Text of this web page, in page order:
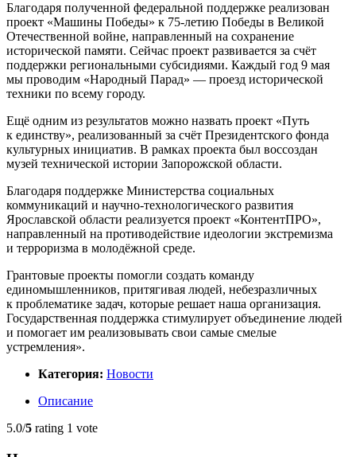
Благодаря полученной федеральной поддержке реализован
проект «Машины Победы» к 75-летию Победы в Великой
Отечественной войне, направленный на сохранение
исторической памяти. Сейчас проект развивается за счёт
поддержки региональными субсидиями. Каждый год 9 мая
мы проводим «Народный Парад» — проезд исторической
техники по всему городу.
Ещё одним из результатов можно назвать проект «Путь
к единству», реализованный за счёт Президентского фонда
культурных инициатив. В рамках проекта был воссоздан
музей технической истории Запорожской области.
Благодаря поддержке Министерства социальных
коммуникаций и научно-технологического развития
Ярославской области реализуется проект «КонтентПРО»,
направленный на противодействие идеологии экстремизма
и терроризма в молодёжной среде.
Грантовые проекты помогли создать команду
единомышленников, притягивая людей, небезразличных
к проблематике задач, которые решает наша организация.
Государственная поддержка стимулирует объединение людей
и помогает им реализовывать свои самые смелые
устремления».
Категория: Новости
Описание
5.0/5 rating 1 vote